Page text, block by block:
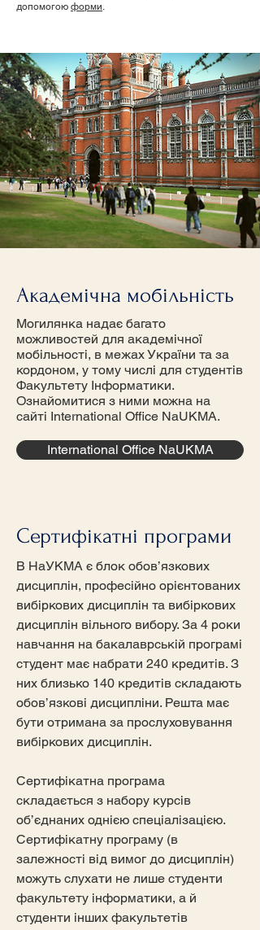
допомогою форми.
Академічна мобільність
Могилянка надає багато
можливостей для академічної
мобільності, в межах України та за
кордоном, у тому числі для студентів
Факультету Інформатики.
Ознайомитися з ними можна на
сайті International Office NaUKMA.
International Office NaUKMA
Сертифікатні програми
В НаУКМА є блок обов’язкових
дисциплін, професійно орієнтованих
вибіркових дисциплін та вибіркових
дисциплін вільного вибору. За 4 роки
навчання на бакалаврській програмі
студент має набрати 240 кредитів. З
них близько 140 кредитів складають
обов’язкові дисципліни. Решта має
бути отримана за прослуховування
вибіркових дисциплін.
Сертифікатна програма
складається з набору курсів
об’єднаних однією спеціалізацією.
Сертифікатну програму (в
залежності від вимог до дисциплін)
можуть слухати не лише студенти
факультету інформатики, а й
студенти інших факультетів